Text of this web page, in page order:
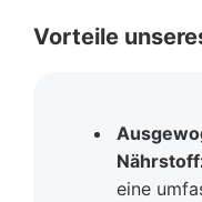
Vorteile
eine